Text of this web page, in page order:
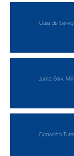
Guia de
Junta Serv.
Conselho